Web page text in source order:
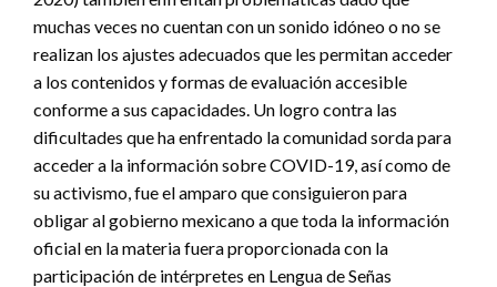
muchas veces no cuentan con un sonido idóneo o no se
realizan los ajustes adecuados que les permitan acceder
a los contenidos y formas de evaluación accesible
conforme a sus capacidades. Un logro contra las
dificultades que ha enfrentado la comunidad sorda para
acceder a la información sobre COVID-19, así como de
su activismo, fue el amparo que consiguieron para
obligar al gobierno mexicano a que toda la información
oficial en la materia fuera proporcionada con la
participación de intérpretes en Lengua de Señas